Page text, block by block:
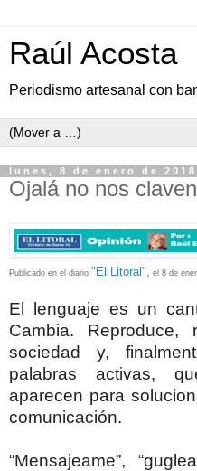
Raúl Acosta
Periodismo artesanal con
lunes, 8 de enero de 2018
Ojalá no nos
Publicado en el diario "El Litoral", el 8 de
El lenguaje es un
Cambia.
sociedad y,
palabras activas,
aparecen para
comunicación.
“Mensajeame”,